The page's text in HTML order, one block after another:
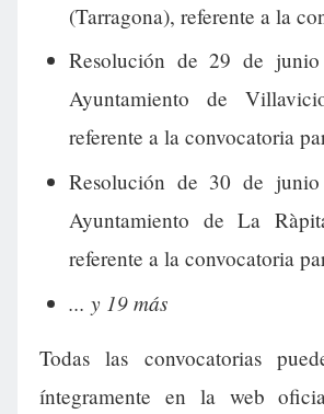
(Tarragona), referente a la
Resolución de 29 de
Ayuntamiento de
referente a la convocatoria
Resolución de 30 de
Ayuntamiento de La
referente a la convocatoria
... y 19 más
Todas las convocatorias
íntegramente en la web